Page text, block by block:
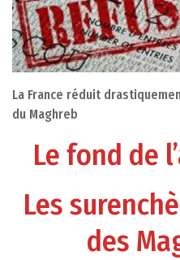
La France réduit
du Maghreb
Le fond de
Les
des